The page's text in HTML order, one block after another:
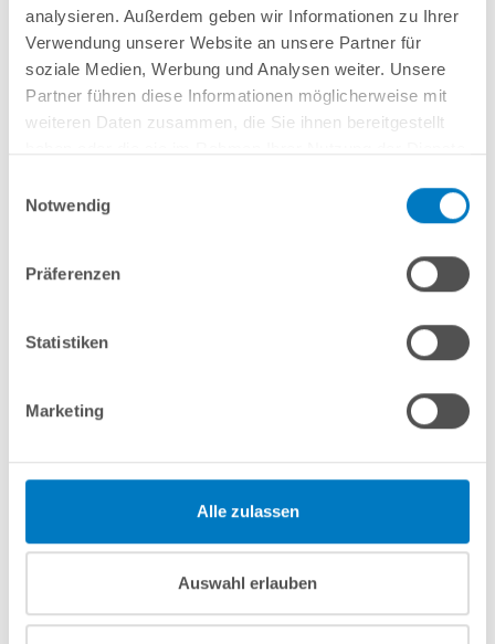
analysieren. Außerdem geben wir Informationen zu Ihrer
Verwendung unserer Website an unsere Partner für
soziale Medien, Werbung und Analysen weiter. Unsere
Partner führen diese Informationen möglicherweise mit
weiteren Daten zusammen, die Sie ihnen bereitgestellt
Notwendig
Präferenzen
Statistiken
Marketing
Alle zulassen
Auswahl erlauben
Kurzbeschreibung
1.899,00 € *
(-34,49% vom UVP)
Lieferung in ca. 3-6 Arbeitstagen
Stahlwand-Ovalpool PS HQ 6,00 x 3,20 x 1,20 m mit Alu-